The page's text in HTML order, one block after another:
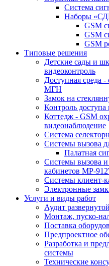
Система
Наборы
GSM
GSM
GSM
Типовые решения
Детские сады и
видеоконтроль
Доступная среда
МГН
Замок на
Контроль доступа
Коттедж - GSM
видеонаблюдение
Система
Системы вызова
Палатная
Системы вызова и
кабинетов MP-
Системы клиент-
Электронные
Услуги и виды работ
Аудит
Монтаж, пуско-
Поставка
Предпроектное
Разработка и
системы
Технические